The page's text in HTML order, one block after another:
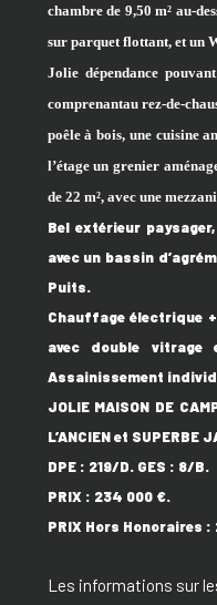
chambre de 9,50 m² au-
sur parquet flottant, et un
Jolie dépendance
comprenantau rez-de-
poêle à bois, une cuisine
l’étage un grenier
de 22 m², avec une
Bel extérieur paysager,
avec un bassin
Puits.
Chauffage électrique
avec double vitrage
Assainissement
JOLIE MAISON DE
L’ANCIEN et SUPERBE
DPE : 219/D. GES : 8/B.
PRIX : 234 000 €.
PRIX Hors Honoraires :
Les informations sur